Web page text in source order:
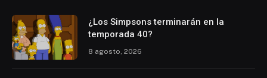
¿Los Simpsons terminarán en la
temporada 40?
8 agosto, 2026